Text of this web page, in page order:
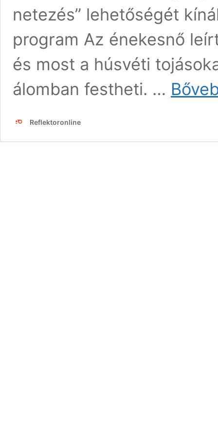
netezés” lehetőségét
program Az énekesnő
és most a húsvéti
álomban festheti. …
Reflektoronline